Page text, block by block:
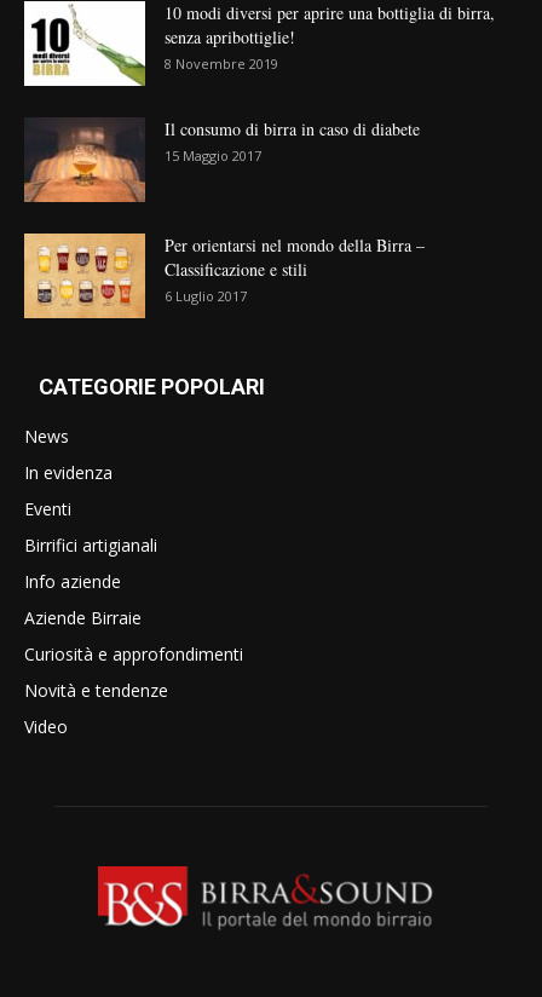
10 modi diversi per aprire una bottiglia di birra,
senza apribottiglie!
8 Novembre 2019
Il consumo di birra in caso di diabete
15 Maggio 2017
Per orientarsi nel mondo della Birra –
Classificazione e stili
6 Luglio 2017
CATEGORIE POPOLARI
News
In evidenza
Eventi
Birrifici artigianali
Info aziende
Aziende Birraie
Curiosità e approfondimenti
Novità e tendenze
Video